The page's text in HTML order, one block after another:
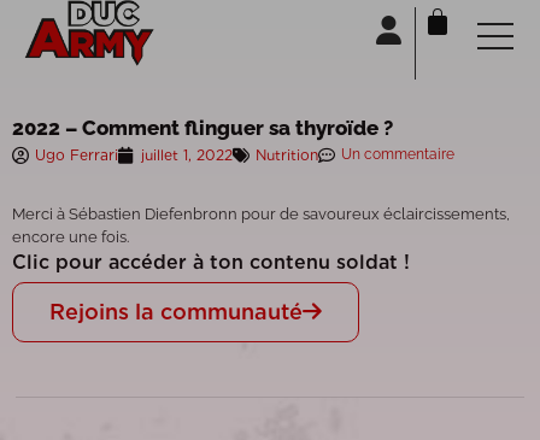
2022 – Comment flinguer sa thyroïde ?
Ugo Ferrari juillet 1, 2022 Nutrition Un commentaire
Merci à Sébastien Diefenbronn pour de savoureux éclaircissements,
encore une fois.
Clic pour accéder à ton contenu soldat !
Rejoins la communauté
Panneau de gestion des cookies